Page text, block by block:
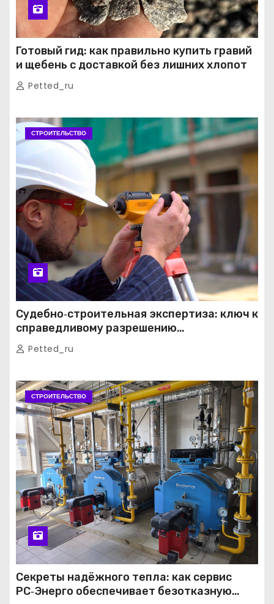
Готовый гид: как правильно купить гравий
и щебень с доставкой без лишних хлопот
Petted_ru
СТРОИТЕЛЬСТВО
Судебно‑строительная экспертиза: ключ к
справедливому разрешению
строительных споров
Petted_ru
СТРОИТЕЛЬСТВО
Секреты надёжного тепла: как сервис
РС‑Энерго обеспечивает безотказную